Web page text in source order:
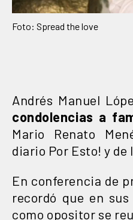
Foto: Spread the love
Andrés Manuel
condolencias a
Mario Renato
diario Por Esto! y de
En conferencia de
recordó que en
como opositor se